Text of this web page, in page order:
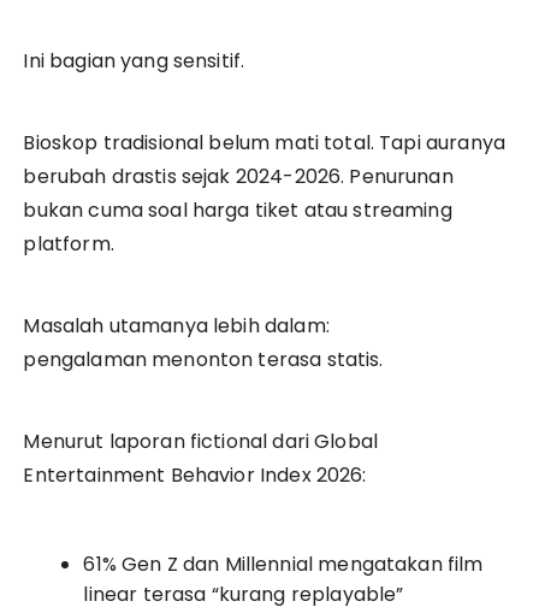
Ini bagian yang sensitif.
Bioskop tradisional belum mati total. Tapi auranya
berubah drastis sejak 2024-2026. Penurunan
bukan cuma soal harga tiket atau streaming
platform.
Masalah utamanya lebih dalam:
pengalaman menonton terasa statis.
Menurut laporan fictional dari Global
Entertainment Behavior Index 2026:
61% Gen Z dan Millennial mengatakan film
linear terasa “kurang replayable”